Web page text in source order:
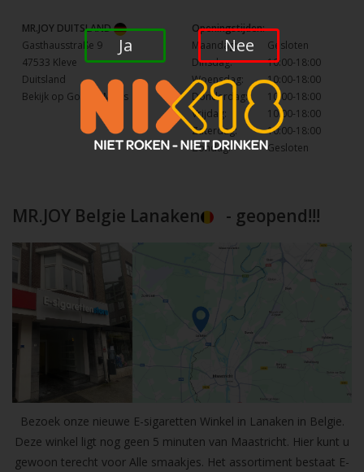
MR.JOY DUITSLAND
Gasthausstraße 9
47533 Kleve
Duitsland
Bekijk op Google Maps
Openingstijden:
Maandag:
Gesloten
Dinsdag:
10:00-18:00
Woensdag:
10:00-18:00
Donderdag:
10:00-18:00
Vrijdag:
10:00-18:00
Zaterdag:
10:00-18:00
Zondag:
Gesloten
MR.JOY Belgie Lanaken - geopend!!!
Bezoek onze nieuwe E-sigaretten Winkel in Lanaken in Belgie.
Deze winkel ligt nog geen 5 minuten van Maastricht. Hier kunt u
gewoon terecht voor Alle smaakjes. Het assortiment bestaat E-
Ja Nee